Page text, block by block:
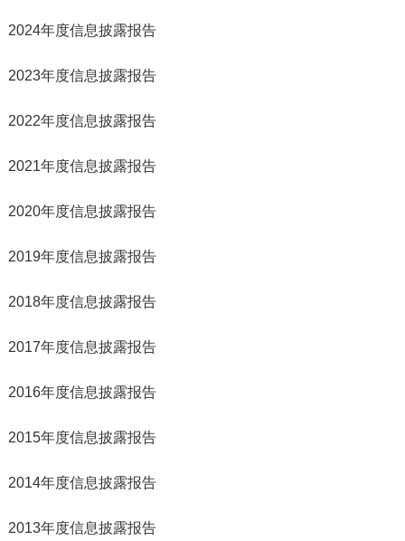
2024年度信息披露报告
2023年度信息披露报告
2022年度信息披露报告
2021年度信息披露报告
2020年度信息披露报告
2019年度信息披露报告
2018年度信息披露报告
2017年度信息披露报告
2016年度信息披露报告
2015年度信息披露报告
2014年度信息披露报告
2013年度信息披露报告